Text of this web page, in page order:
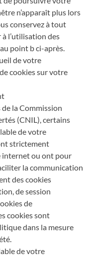
n’apparaît plus lors
conservez à tout
l’utilisation des
point b ci-après.
de votre
cookies sur votre
la Commission
(CNIL), certains
de votre
strictement
internet ou ont pour
la communication
des cookies
de session
de
cookies sont
dans la mesure
de votre